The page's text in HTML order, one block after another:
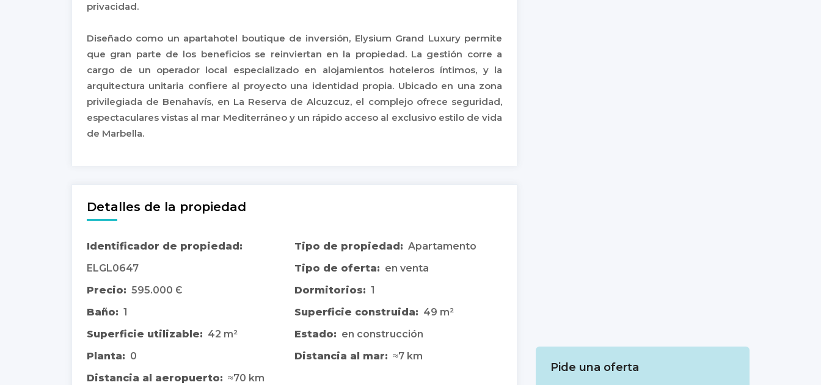
privacidad.
Diseñado como un apartahotel boutique de inversión, Elysium Grand Luxury permite
que gran parte de los beneficios se reinviertan en la propiedad. La gestión corre a
cargo de un operador local especializado en alojamientos hoteleros íntimos, y la
arquitectura unitaria confiere al proyecto una identidad propia. Ubicado en una zona
privilegiada de Benahavís, en La Reserva de Alcuzcuz, el complejo ofrece seguridad,
espectaculares vistas al mar Mediterráneo y un rápido acceso al exclusivo estilo de vida
de Marbella.
Detalles de la propiedad
Identificador de propiedad:
ELGL0647
Tipo de propiedad: Apartamento
Tipo de oferta: en venta
Precio: 595.000 Є Dormitorios: 1
Baño: 1 Superficie construida: 49 m²
Superficie utilizable: 42 m² Estado: en construcción
Planta: 0 Distancia al mar: ≈7 km
Distancia al aeropuerto: ≈70 km
Pide una oferta